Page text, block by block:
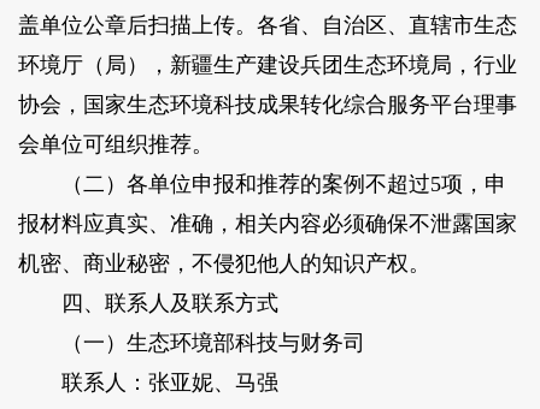
盖单位公章后扫描上传。各省、自治区、直辖市生态
环境厅（局），新疆生产建设兵团生态环境局，行业
协会，国家生态环境科技成果转化综合服务平台理事
会单位可组织推荐。
（二）各单位申报和推荐的案例不超过5项，申
报材料应真实、准确，相关内容必须确保不泄露国家
机密、商业秘密，不侵犯他人的知识产权。
四、联系人及联系方式
（一）生态环境部科技与财务司
联系人：张亚妮、马强